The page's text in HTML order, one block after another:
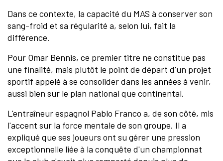
Dans ce contexte, la capacité du MAS à conserver son
sang-froid et sa régularité a, selon lui, fait la
différence.
Pour Omar Bennis, ce premier titre ne constitue pas
une finalité, mais plutôt le point de départ d'un projet
sportif appelé à se consolider dans les années à venir,
aussi bien sur le plan national que continental.
L'entraîneur espagnol Pablo Franco a, de son côté, mis
l'accent sur la force mentale de son groupe. Il a
expliqué que ses joueurs ont su gérer une pression
exceptionnelle liée à la conquête d'un championnat